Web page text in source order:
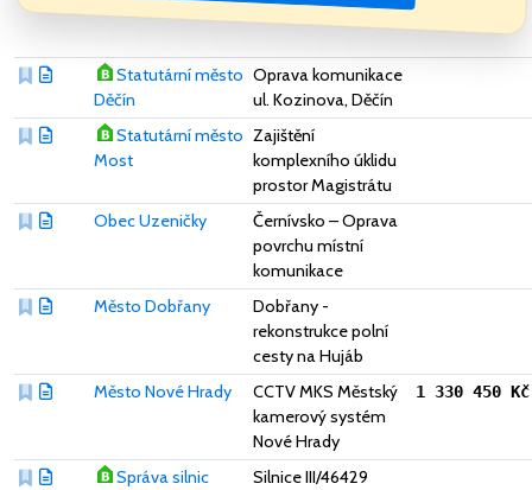
Statutární město
Děčín
Oprava komunikace
ul. Kozinova, Děčín
Statutární město
Most
Zajištění
komplexního úklidu
prostor Magistrátu
Obec Uzeničky
Černívsko – Oprava
povrchu místní
komunikace
Město Dobřany
Dobřany -
rekonstrukce polní
cesty na Hujáb
Město Nové Hrady
CCTV MKS Městský
kamerový systém
Nové Hrady
1 330 450 Kč
Správa silnic
Silnice III/46429